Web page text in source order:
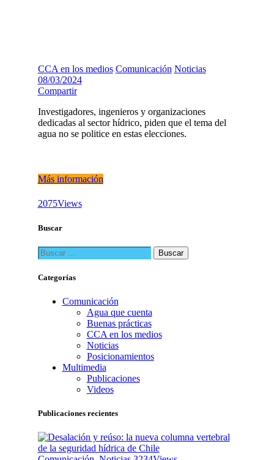
CCA en los medios Comunicación Noticias
08/03/2024
Compartir
Investigadores, ingenieros y organizaciones
dedicadas al sector hídrico, piden que el tema del
agua no se politice en estas elecciones.
Más información
2075Views
Buscar
Buscar:
Categorías
Comunicación
Agua que cuenta
Buenas prácticas
CCA en los medios
Noticias
Posicionamientos
Multimedia
Publicaciones
Videos
Publicaciones recientes